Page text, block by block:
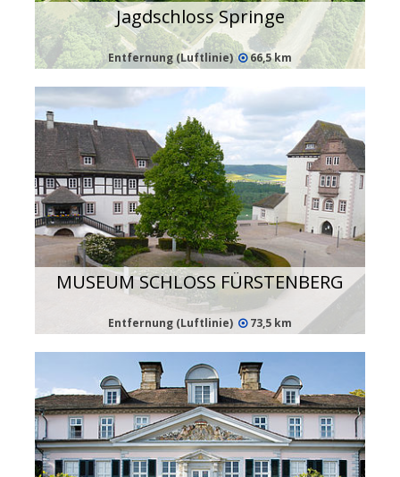
Jagdschloss Springe
Entfernung (Luftlinie) 66,5 km
MUSEUM SCHLOSS FÜRSTENBERG
Entfernung (Luftlinie) 73,5 km